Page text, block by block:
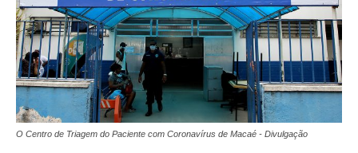
O Centro de Triagem do Paciente com Coronavírus de Macaé - Divulgação